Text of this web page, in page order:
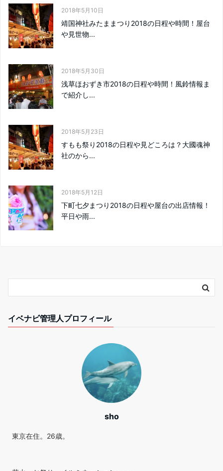
2018年5月10日
靖国神社みたままつり2018の日程や時間！屋台
や見世物...
2018年5月30日
浅草ほおずき市2018の日程や時間！風鈴情報ま
で紹介し...
2018年5月23日
すもも祭り2018の日程や見どころは？大國魂神
社のから...
2018年5月12日
下町七夕まつり2018の日程や屋台の出店情報！
平日や雨...
イベナビ管理人プロフィール
sho
東京在住。26歳。